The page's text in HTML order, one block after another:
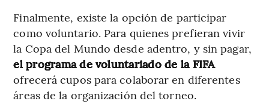
Finalmente, existe la opción de participar
como voluntario. Para quienes prefieran vivir
la Copa del Mundo desde adentro, y sin pagar,
el programa de voluntariado de la FIFA
ofrecerá cupos para colaborar en diferentes
áreas de la organización del torneo.